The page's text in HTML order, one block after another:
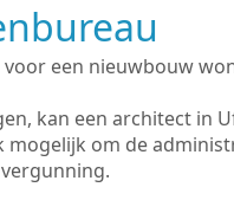
een nieuwbouw
kan een architect in
om de